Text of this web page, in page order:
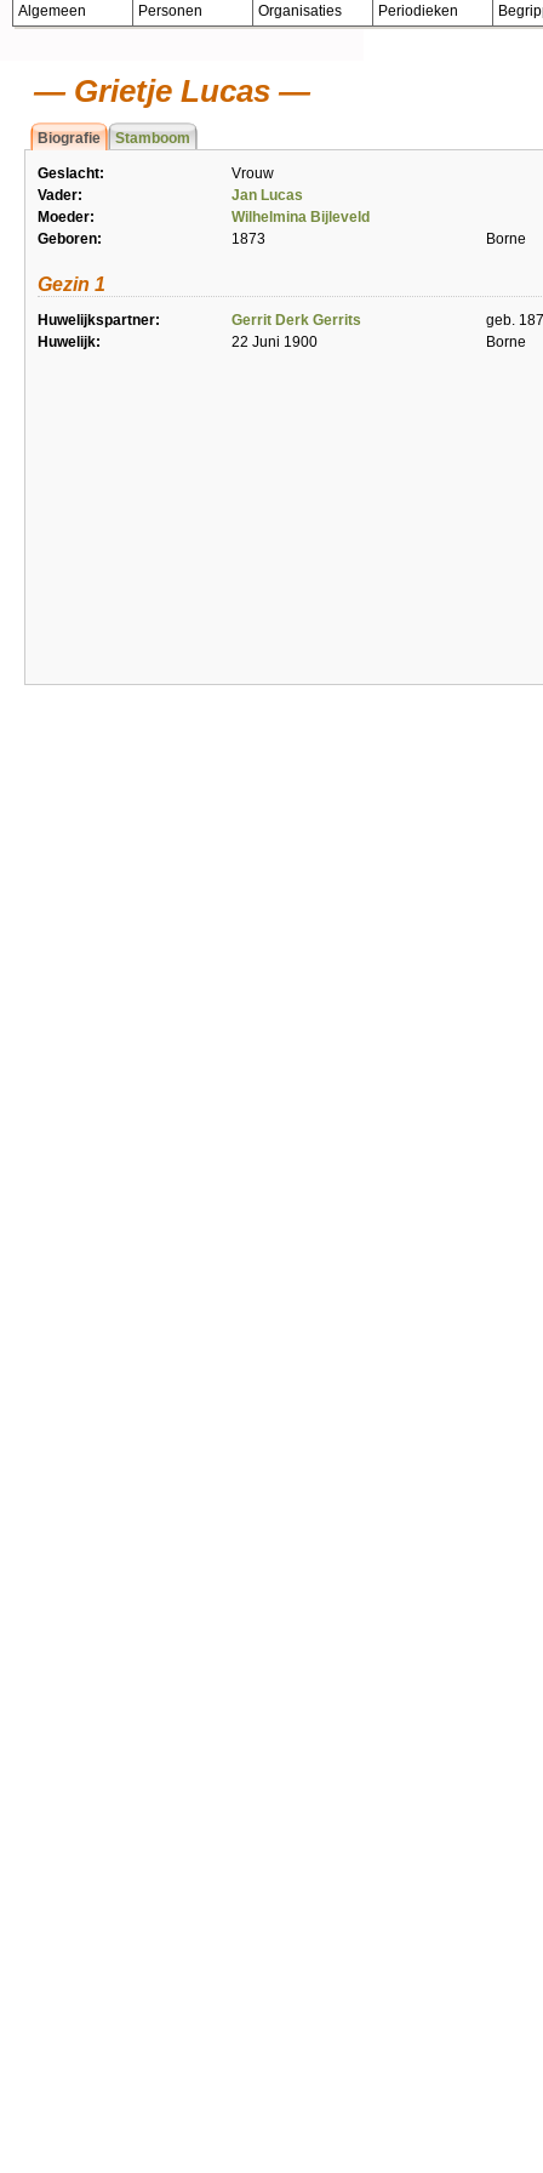
Algemeen Personen Organisaties Periodieken
Grietje Lucas
Biografie Stamboom
Geslacht:
Vrouw
Vader:
Jan Lucas
Moeder:
Wilhelmina Bijleveld
Geboren:
1873 Borne
Gezin 1
Huwelijkspartner: Gerrit Derk Gerrits
geb.
Huwelijk:
22 Juni 1900 Borne